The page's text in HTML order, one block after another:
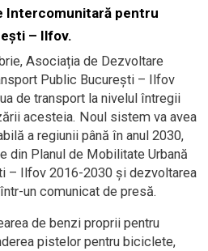
Intercomunitară pentru
– Ilfov.
Asociația de Dezvoltare
Public București – Ilfov
de transport la nivelul întregii
acesteia. Noul sistem va avea
a regiunii până în anul 2030,
din Planul de Mobilitate Urbană
– Ilfov 2016-2030 și dezvoltarea
un comunicat de presă.
de benzi proprii pentru
pistelor pentru biciclete,